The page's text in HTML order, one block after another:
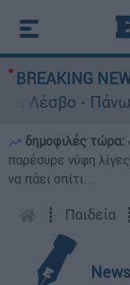
BREAKING
- Πάνω
δημοφιλές τώρα:
παρέσυρε νύφη
να πάει σπίτι...
┋ Παιδεία